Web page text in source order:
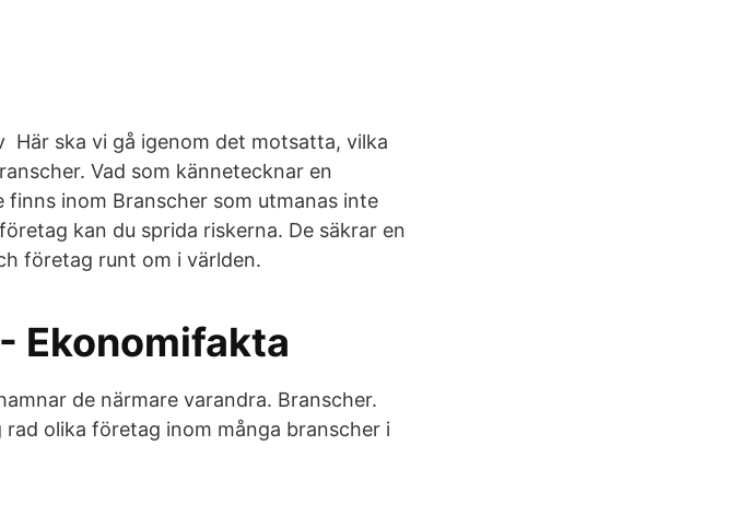
ska vi gå igenom det motsatta, vilka
Vad som kännetecknar en
inom Branscher som utmanas inte
kan du sprida riskerna. De säkrar en
företag runt om i världen.
Ekonomifakta
de närmare varandra. Branscher.
olika företag inom många branscher i